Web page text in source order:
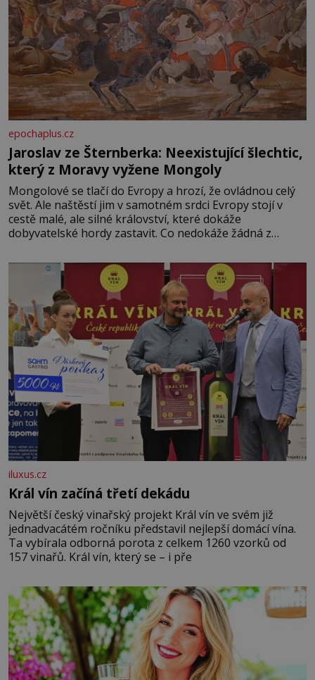
epochaplus.cz
Jaroslav ze Šternberka: Neexistující šlechtic,
který z Moravy vyžene Mongoly
Mongolové se tlačí do Evropy a hrozí, že ovládnou celý
svět. Ale naštěstí jim v samotném srdci Evropy stojí v
cestě malé, ale silné království, které dokáže
dobyvatelské hordy zastavit. Co nedokáže žádná z
král. Nebo že by ne? Mongolové od roku 1223 postupují
podél Kaspického a Azovského moře,
iluxus.cz
Král vín začíná třetí dekádu
Největší český vinařský projekt Král vín ve svém již
jednadvacátém ročníku představil nejlepší domácí vína.
Ta vybírala odborná porota z celkem 1260 vzorků od
157 vinařů. Král vín, který se – i pře